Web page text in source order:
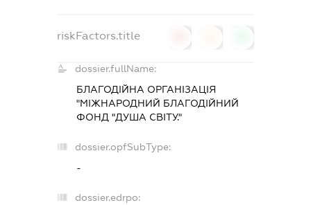
riskFactors.title
dossier.fullName:
БЛАГОДІЙНА ОРГАНІЗАЦІЯ
"МІЖНАРОДНИЙ БЛАГОДІЙНИЙ
ФОНД "ДУША СВІТУ."
dossier.opfSubType:
-
dossier.edrpo: